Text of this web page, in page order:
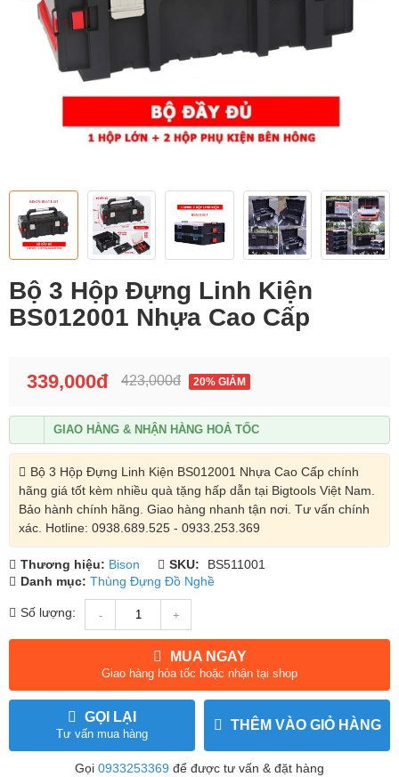
Bộ 3 Hộp Đựng Linh Kiện
BS012001 Nhựa Cao Cấp
339,000đ 423,000đ 20% GIẢM
GIAO HÀNG & NHẬN HÀNG HOẢ TỐC
Bộ 3 Hộp Đựng Linh Kiện BS012001 Nhựa Cao Cấp chính
hãng giá tốt kèm nhiều quà tặng hấp dẫn tại Bigtools Việt Nam.
Bảo hành chính hãng. Giao hàng nhanh tận nơi. Tư vấn chính
xác. Hotline: 0938.689.525 - 0933.253.369
Thương hiệu: Bison SKU:
BS511001
Danh mục: Thùng Đựng Đồ Nghề
Số lượng: - +
MUA NGAY
Giao hàng hỏa tốc hoặc nhận tại shop
GỌI LẠI
Tư vấn mua hàng
THÊM VÀO GIỎ HÀNG
Gọi 0933253369 để được tư vấn & đặt hàng